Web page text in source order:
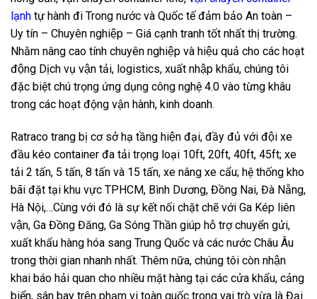
lạnh tự hành đi Trong nước và Quốc tế đảm bảo An toàn –
Uy tín – Chuyên nghiệp – Giá cạnh tranh tốt nhất thị trường.
Nhằm nâng cao tính chuyên nghiệp và hiệu quả cho các hoạt
động Dịch vụ vận tải, logistics, xuất nhập khẩu, chúng tôi
đặc biệt chú trọng ứng dụng công nghệ 4.0 vào từng khâu
trong các hoạt động vận hành, kinh doanh.
Ratraco trang bị cơ sở hạ tầng hiện đại, đầy đủ với đội xe
đầu kéo container đa tải trọng loại 10ft, 20ft, 40ft, 45ft; xe
tải 2 tấn, 5 tấn, 8 tấn và 15 tấn, xe nâng xe cẩu; hệ thống kho
bãi đặt tại khu vực TPHCM, Bình Dương, Đồng Nai, Đà Nẵng,
Hà Nội,…Cùng với đó là sự kết nối chặt chẽ với Ga Kép liên
vận, Ga Đồng Đăng, Ga Sóng Thần giúp hỗ trợ chuyển gửi,
xuất khẩu hàng hóa sang Trung Quốc và các nước Châu Âu
trong thời gian nhanh nhất. Thêm nữa, chúng tôi còn nhận
khai báo hải quan cho nhiều mặt hàng tại các cửa khẩu, cảng
biển, sân bay trên phạm vi toàn quốc trong vai trò vừa là Đại